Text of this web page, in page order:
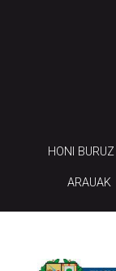
HONI BURUZ
ARAUAK